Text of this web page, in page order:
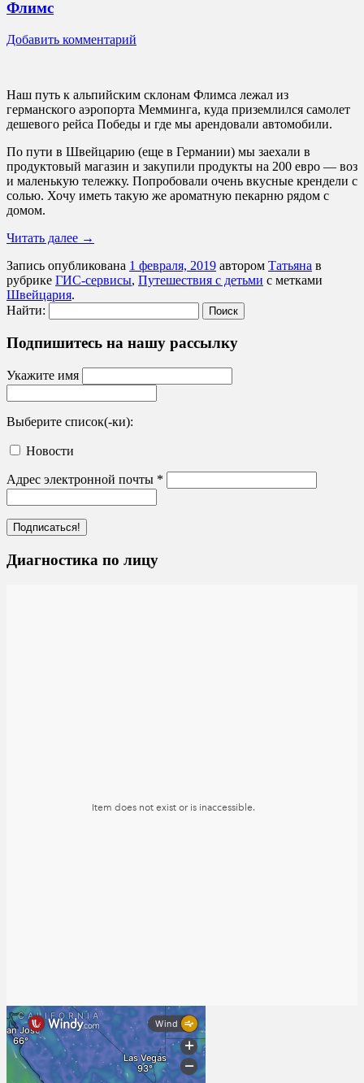
Флимс
Добавить комментарий
Наш путь к альпийским склонам Флимса лежал из
германского аэропорта Мемминга, куда приземлился самолет
дешевого рейса Победы и где мы арендовали автомобили.
По пути в Швейцарию (еще в Германии) мы заехали в
продуктовый магазин и закупили продукты на 200 евро — воз
и маленькую тележку. Попробовали очень вкусные крендели с
солью. Хочу иметь такую же ароматную пекарню рядом с
домом.
Читать далее →
Запись опубликована 1 февраля, 2019 автором Татьяна в
рубрике ГИС-сервисы, Путешествия с детьми с метками
Швейцария.
Найти:
Подпишитесь на нашу рассылку
Укажите имя
Выберите список(-ки):
Новости
Адрес электронной почты *
Диагностика по лицу